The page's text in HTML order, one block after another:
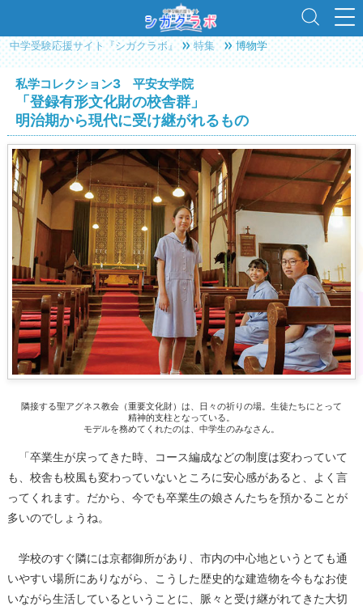
中学受験応援サイト『シガクラボ』 特集 博物学
私学コレクション3 平安女学院
「登録有形文化財の校舎群」
明治期から現代に受け継がれるもの
隣接する聖アグネス教会（重要文化財）は、日々の祈りの場。生徒たちにとって
精神的支柱となっている。
モデルを務めてくれたのは、中学生のみなさん。
「卒業生が戻ってきた時、コース編成などの制度は変わっていて
も、校舎も校風も変わっていないところに安心感があると、よく言
ってくれます。だから、今でも卒業生の娘さんたちを預かることが
多いのでしょうね。
学校のすぐ隣には京都御所があり、市内の中心地というとても通
いやすい場所にありながら、こうした歴史的な建造物を今もなお使
いながら生活しているということに、脈々と受け継がれてきた大切